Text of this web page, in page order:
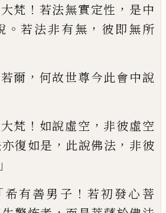
大梵 ！ 若法無實定性 ， 是中
。若法非有無 ， 彼即無所
若爾 ， 何故世尊今此會中說
大梵 ！ 如說虛空 ， 非彼虛空
復如是 ， 此說佛法 ， 非彼
希有善男子 ！ 若初發心 菩